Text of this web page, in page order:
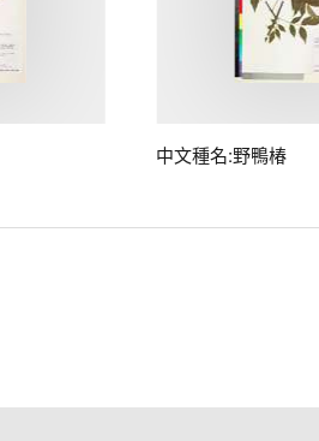
中文種名:野鴨椿